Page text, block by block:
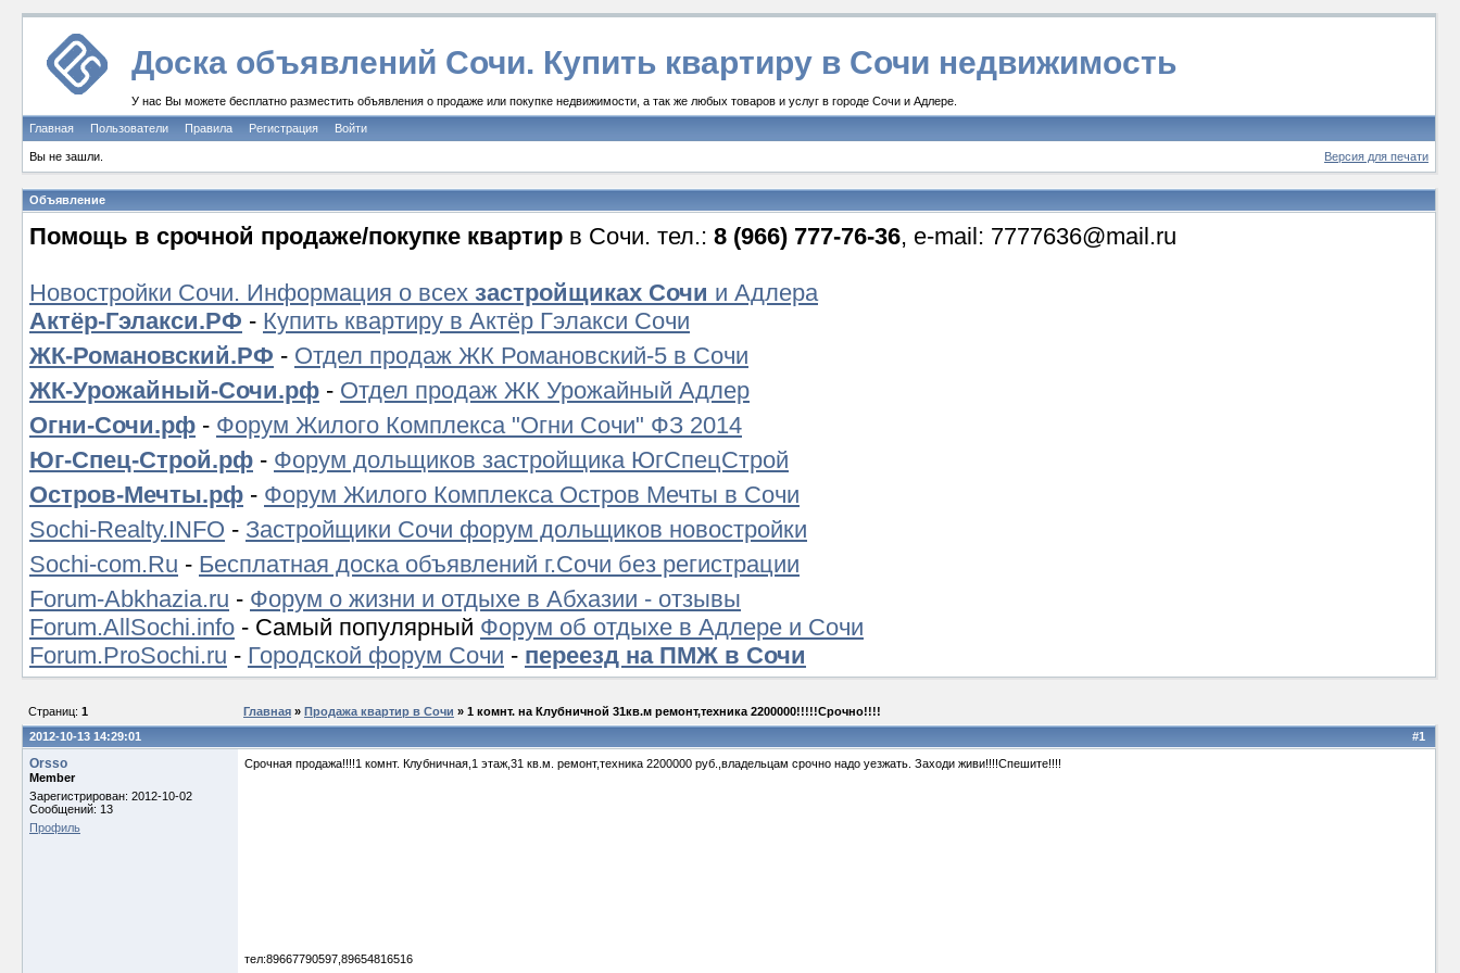
Доска объявлений Сочи. Купить квартиру в Сочи недвижимость
У нас Вы можете бесплатно разместить объявления о продаже или покупке недвижимости, а так же любых товаров и услуг в городе Сочи и Адлере.
Главная Пользователи Правила Регистрация Войти
Вы не зашли. Версия для печати
Объявление
Помощь в срочной продаже/покупке квартир в Сочи. тел.: 8 (966) 777-76-36, e-mail: 7777636@mail.ru
Новостройки Сочи. Информация о всех застройщиках Сочи и Адлера
Актёр-Гэлакси.РФ - Купить квартиру в Актёр Гэлакси Сочи
ЖК-Романовский.РФ - Отдел продаж ЖК Романовский-5 в Сочи
ЖК-Урожайный-Сочи.рф - Отдел продаж ЖК Урожайный Адлер
Огни-Сочи.рф - Форум Жилого Комплекса "Огни Сочи" ФЗ 2014
Юг-Спец-Строй.рф - Форум дольщиков застройщика ЮгСпецСтрой
Остров-Мечты.рф - Форум Жилого Комплекса Остров Мечты в Сочи
Sochi-Realty.INFO - Застройщики Сочи форум дольщиков новостройки
Sochi-com.Ru - Бесплатная доска объявлений г.Сочи без регистрации
Forum-Abkhazia.ru - Форум о жизни и отдыхе в Абхазии - отзывы
Forum.AllSochi.info - Самый популярный Форум об отдыхе в Адлере и Сочи
Forum.ProSochi.ru - Городской форум Сочи - переезд на ПМЖ в Сочи
Страниц: 1 Главная » Продажа квартир в Сочи » 1 комнт. на Клубничной 31кв.м ремонт,техника 2200000!!!!!Срочно!!!!
#1
2012-10-13 14:29:01
Orsso
Member
Зарегистрирован: 2012-10-02
Сообщений: 13
Профиль
Срочная продажа!!!!1 комнт. Клубничная,1 этаж,31 кв.м. ремонт,техника 2200000 руб.,владельцам срочно надо уезжать. Заходи живи!!!!Спешите!!!!
тел:89667790597,89654816516